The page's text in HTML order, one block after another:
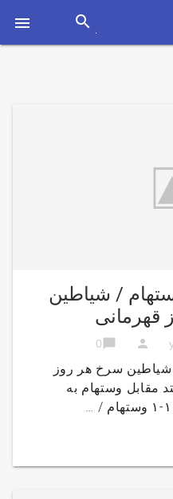
 search
۱-۱ وستهام / شیاطین
قهرمانی
person
chat_bubble
0
۱-۱ وستهام / شیاطین سرخ هر روز
مقابل وستهام به